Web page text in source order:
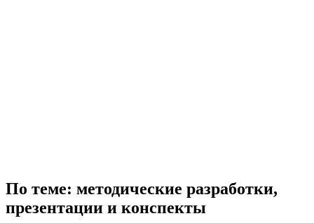
По теме: методические разработки,
презентации и конспекты